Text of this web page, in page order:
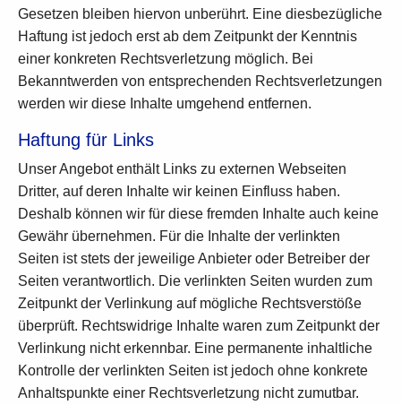
Gesetzen bleiben hiervon unberührt. Eine diesbezügliche
Haftung ist jedoch erst ab dem Zeitpunkt der Kenntnis
einer konkreten Rechtsverletzung möglich. Bei
Bekanntwerden von entsprechenden Rechtsverletzungen
werden wir diese Inhalte umgehend entfernen.
Haftung für Links
Unser Angebot enthält Links zu externen Webseiten
Dritter, auf deren Inhalte wir keinen Einfluss haben.
Deshalb können wir für diese fremden Inhalte auch keine
Gewähr übernehmen. Für die Inhalte der verlinkten
Seiten ist stets der jeweilige Anbieter oder Betreiber der
Seiten verantwortlich. Die verlinkten Seiten wurden zum
Zeitpunkt der Verlinkung auf mögliche Rechtsverstöße
überprüft. Rechtswidrige Inhalte waren zum Zeitpunkt der
Verlinkung nicht erkennbar. Eine permanente inhaltliche
Kontrolle der verlinkten Seiten ist jedoch ohne konkrete
Anhaltspunkte einer Rechtsverletzung nicht zumutbar.